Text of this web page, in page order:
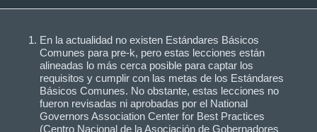
En la actualidad no existen Estándares Básicos
Comunes para pre-k, pero estas lecciones están
alineadas lo más cerca posible para captar los
requisitos y cumplir con las metas de los Estándares
Básicos Comunes. No obstante, estas lecciones no
fueron revisadas ni aprobadas por el National
Governors Association Center for Best Practices
(Centro Nacional de la Asociación de Gobernadores